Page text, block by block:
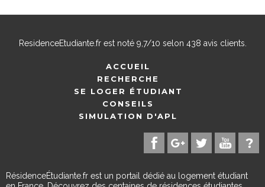
ResidenceEtudiante.frest noté 9,7/10 selon 438 avis clients.
ACCUEIL
RECHERCHE
SE LOGER ÉTUDIANT
CONSEILS
SIMULATION D'APL
RésidenceÉtudiante.fr est un portail dédié au logement étudiant